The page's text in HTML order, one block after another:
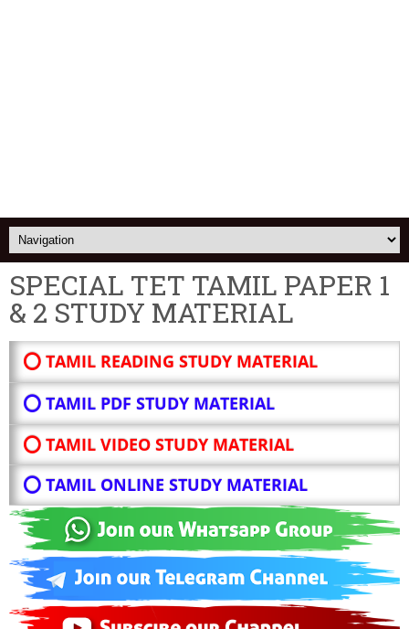
SPECIAL TET TAMIL PAPER 1
& 2 STUDY MATERIAL
⭕ TAMIL READING STUDY MATERIAL
⭕ TAMIL PDF STUDY MATERIAL
⭕ TAMIL VIDEO STUDY MATERIAL
⭕ TAMIL ONLINE STUDY MATERIAL